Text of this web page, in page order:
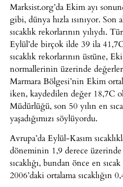
Marksist.org’da Ekim ayı
gibi, dünya hızla ısınıyor. Son
sıcaklık rekorlarının yılıydı.
Eylül’de birçok ilde 39 ila
sıcaklık rekorlarının üstüne,
normallerinin üzerinde
Marmara Bölgesi’nin Ekim
iken, kaydedilen değer 18,7C
Müdürlüğü, son 50 yılın en
yaşadığımızı söylüyordu.
Avrupa’da Eylül-Kasım
döneminin 1,9 derece üzerinde
sıcaklığı, bundan önce en
2006’daki ortalama sıcaklığın